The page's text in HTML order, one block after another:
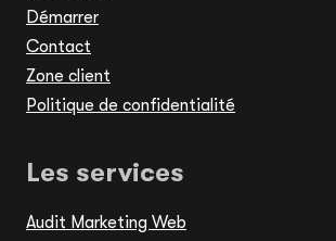
Démarrer
Contact
Zone client
Politique de confidentialité
Les services
Audit Marketing Web